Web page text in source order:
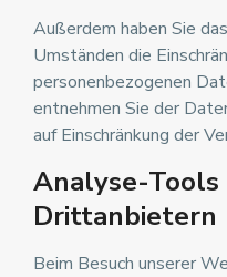
Außerdem haben Sie
Umständen die
personenbezogenen
entnehmen Sie der
auf Einschränkung der
Analyse-Tools
Drittanbietern
Beim Besuch unserer